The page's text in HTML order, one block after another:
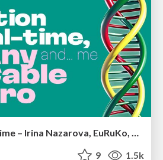
Evolution of real-time – Irina Nazarova, EuRuKo, 2024
9 1.5k